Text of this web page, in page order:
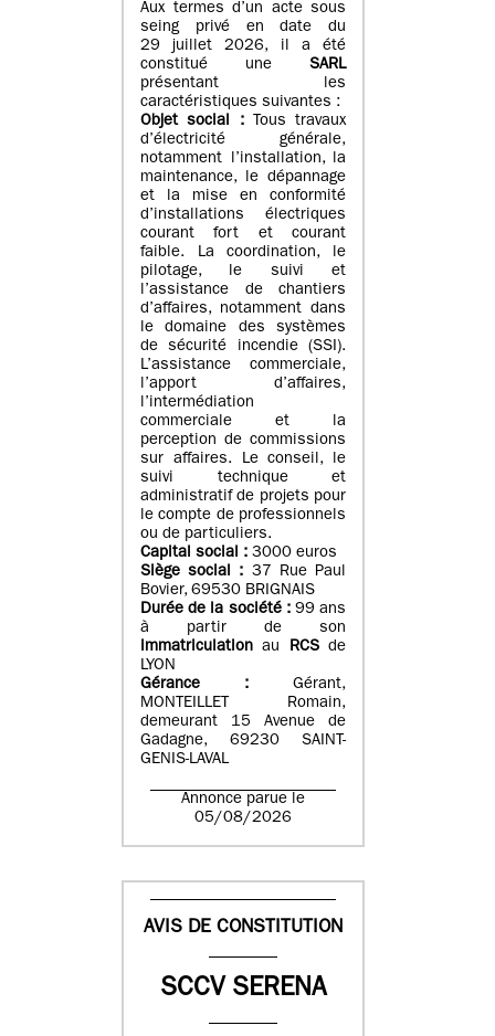
Aux termes d’un acte sous
seing privé en date du
29 juillet 2026, il a été
constitué une SARL
présentant les
caractéristiques suivantes :
Objet social :
Tous travaux
d’électricité générale,
notamment l’installation, la
maintenance, le dépannage
et la mise en conformité
d’installations électriques
courant fort et courant
faible. La coordination, le
pilotage, le suivi et
l’assistance de chantiers
d’affaires, notamment dans
le domaine des systèmes
de sécurité incendie (SSI).
L’assistance commerciale,
l’apport d’affaires,
l’intermédiation
commerciale et la
perception de commissions
sur affaires. Le conseil, le
suivi technique et
administratif de projets pour
le compte de professionnels
ou de particuliers.
Capital social : 3000 euros
Siège social : 37 Rue Paul
Bovier, 69530 BRIGNAIS
Durée de la société : 99 ans
à partir de son
immatriculation au RCSde
LYON
Gérance :
Gérant,
MONTEILLET Romain,
demeurant 15 Avenue de
Gadagne, 69230 SAINT-
GENIS-LAVAL
Annonce parue le
05/08/2026
AVIS DE CONSTITUTION
SCCV SERENA